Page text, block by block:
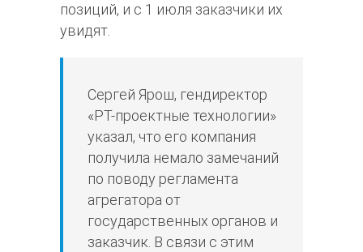
позиций, и с 1 июля заказчики их
увидят.
Сергей Ярош, гендиректор
«РТ-проектные технологии»
указал, что его компания
получила немало замечаний
по поводу регламента
агрегатора от
государственных органов и
заказчик. В связи с этим